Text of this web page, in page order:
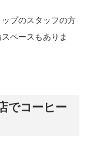
プのスタッフの方
ペースもありま
でコーヒー